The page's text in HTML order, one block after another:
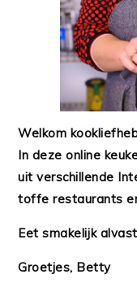
Welkom
In deze online
uit verschillende
toffe restaurants
Eet smakelijk
Groetjes, Betty